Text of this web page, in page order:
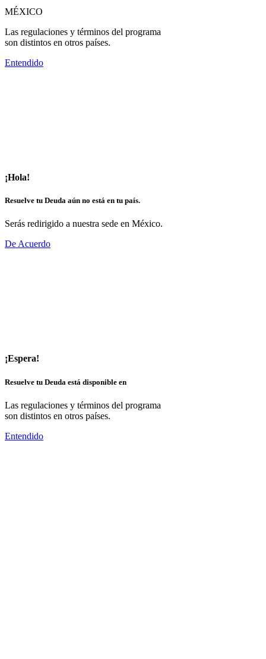
MÉXICO
Las regulaciones y términos del programa
son distintos en otros países.
Entendido
¡Hola!
Resuelve tu Deuda aún no está en tu país.
Serás redirigido a nuestra sede en México.
De Acuerdo
¡Espera!
Resuelve tu Deuda está disponible en
Las regulaciones y términos del programa
son distintos en otros países.
Entendido